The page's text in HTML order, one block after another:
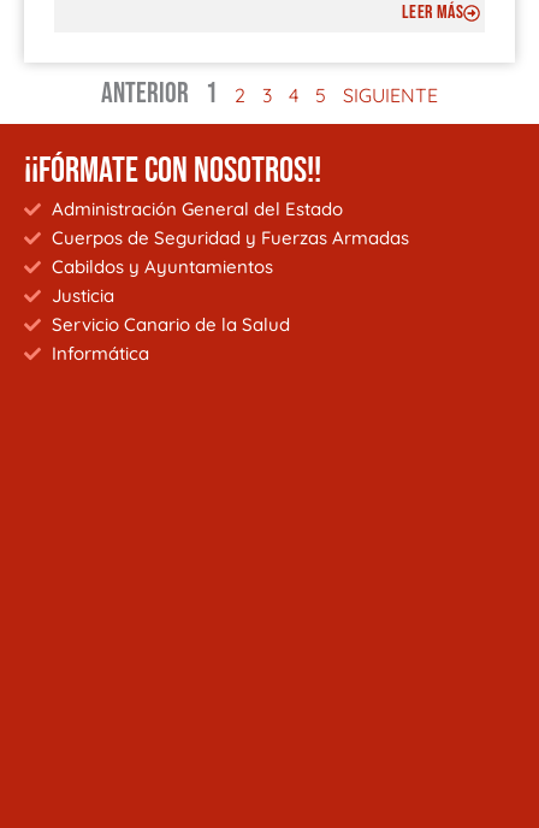
LEER MÁS
ANTERIOR 1 2 3 4 5 SIGUIENTE
¡¡FÓRMATE CON NOSOTROS!!
Administración General del Estado
Cuerpos de Seguridad y Fuerzas Armadas
Cabildos y Ayuntamientos
Justicia
Servicio Canario de la Salud
Informática